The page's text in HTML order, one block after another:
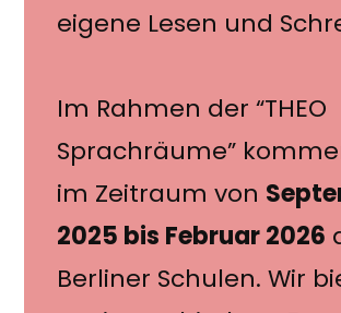
eigene Lesen und
Im Rahmen der “THEO
Sprachräume”
im Zeitraum von
2025 bis Februar 2026
Berliner Schulen. Wir